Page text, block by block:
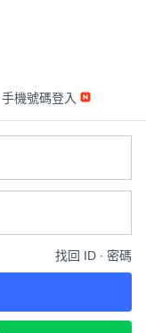
手機號碼登入
找回 ID ∙ 密碼